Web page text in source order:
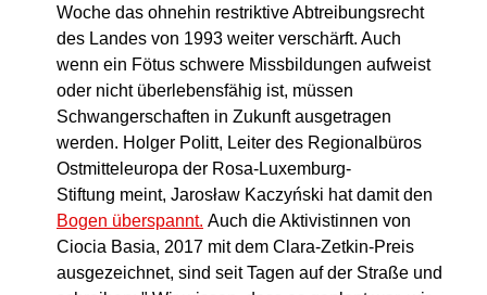
Woche das ohnehin restriktive Abtreibungsrecht
des Landes von 1993 weiter verschärft. Auch
wenn ein Fötus schwere Missbildungen aufweist
oder nicht überlebensfähig ist, müssen
Schwangerschaften in Zukunft ausgetragen
werden. Holger Politt, Leiter des Regionalbüros
Ostmitteleuropa der Rosa-Luxemburg-
Stiftung meint, Jarosław Kaczyński hat damit den
Bogen überspannt. Auch die Aktivistinnen von
Ciocia Basia, 2017 mit dem Clara-Zetkin-Preis
ausgezeichnet, sind seit Tagen auf der Straße und